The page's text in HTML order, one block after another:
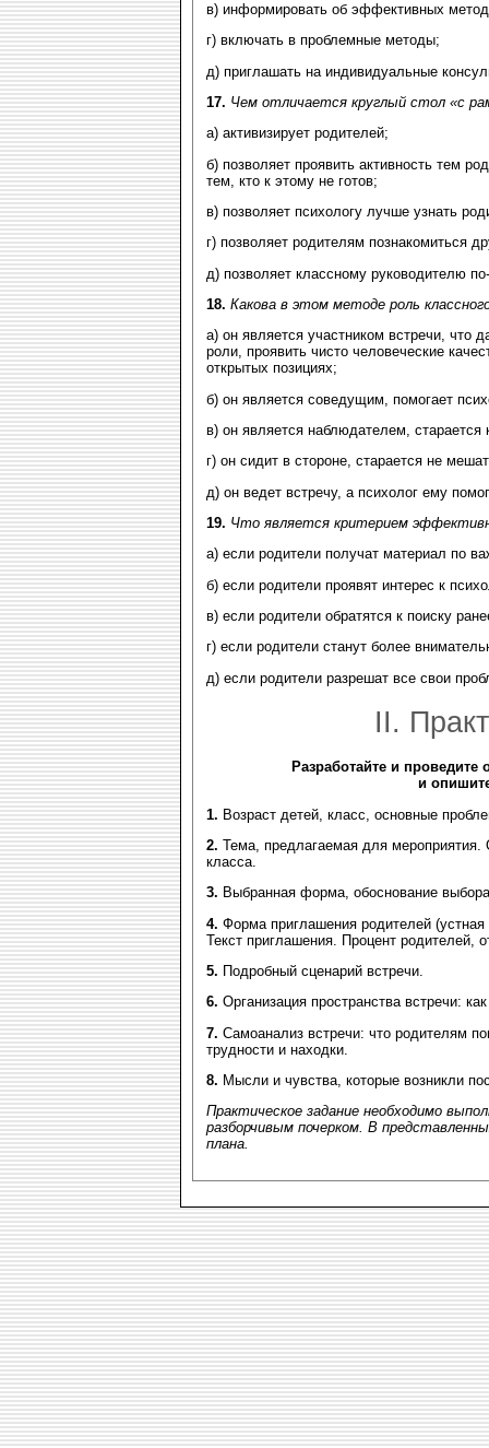
в) информировать об эффективных
г) включать в проблемные методы;
д) приглашать на индивидуальные
17. Чем отличается круглый стол «с
а) активизирует родителей;
б) позволяет проявить активность тем
тем, кто к этому не готов;
в) позволяет психологу лучше узнать
г) позволяет родителям познакомиться
д) позволяет классному руководителю
18. Какова в этом методе роль
а) он является участником встречи, что
роли, проявить чисто человеческие
открытых позициях;
б) он является соведущим, помогает
в) он является наблюдателем,
г) он сидит в стороне, старается не
д) он ведет встречу, а психолог ему
19. Что является критерием
а) если родители получат материал по
б) если родители проявят интерес к
в) если родители обратятся к поиску
г) если родители станут более
д) если родители разрешат все свои
II.
Разработайте и
и
1. Возраст детей, класс, основные
2. Тема, предлагаемая для мероприятия.
класса.
3. Выбранная форма, обоснование
4. Форма приглашения родителей
Текст приглашения. Процент родителей,
5. Подробный сценарий встречи.
6. Организация пространства встречи:
7. Самоанализ встречи: что родителям
трудности и находки.
8. Мысли и чувства, которые возникли
Практическое задание необходимо
разборчивым почерком. В
плана.